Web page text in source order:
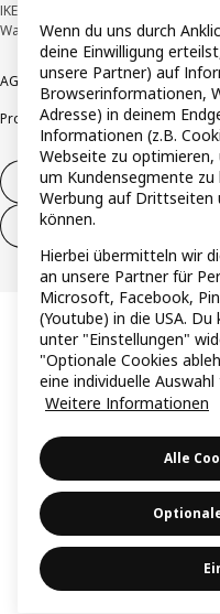
IKEA Deutschland GmbH & Co.
Wallau © Inter IKEA Systems B.V.
AGB BarrierefreiheitCookie-
Produktrückrufe Responsible
Vertrag widerrufen
Vertrag widerrufen
Wenn du uns durch
deine Einwilligung
unsere Partner) auf
Browserinformationen,
Adresse) in deinem
Informationen (z.B.
Webseite zu optimieren,
um Kundensegmente
Werbung auf Drittseiten
können.
Hierbei übermitteln wir
an unsere Partner für
Microsoft, Facebook,
(Youtube) in die USA.
unter "Einstellungen"
"Optionale Cookies
eine individuelle
Weitere Informationen
Alle